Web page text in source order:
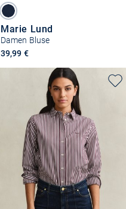
Marie Lund
Damen Bluse
39,99 €